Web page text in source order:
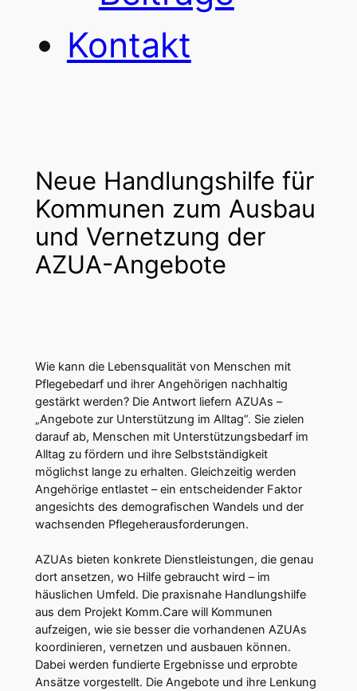
Kontakt
Neue Handlungshilfe für
Kommunen zum Ausbau
und Vernetzung der
AZUA-Angebote
Wie kann die Lebensqualität von Menschen mit
Pflegebedarf und ihrer Angehörigen nachhaltig
gestärkt werden? Die Antwort liefern AZUAs –
„Angebote zur Unterstützung im Alltag“. Sie zielen
darauf ab, Menschen mit Unterstützungsbedarf im
Alltag zu fördern und ihre Selbstständigkeit
möglichst lange zu erhalten. Gleichzeitig werden
Angehörige entlastet – ein entscheidender Faktor
angesichts des demografischen Wandels und der
wachsenden Pflegeherausforderungen.
AZUAs bieten konkrete Dienstleistungen, die genau
dort ansetzen, wo Hilfe gebraucht wird – im
häuslichen Umfeld. Die praxisnahe Handlungshilfe
aus dem Projekt Komm.Care will Kommunen
aufzeigen, wie sie besser die vorhandenen AZUAs
koordinieren, vernetzen und ausbauen können.
Dabei werden fundierte Ergebnisse und erprobte
Ansätze vorgestellt. Die Angebote und ihre Lenkung